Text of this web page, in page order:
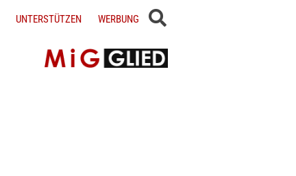
UNTERSTÜTZEN WERBUNG